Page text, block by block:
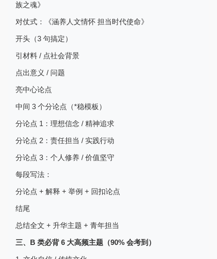
族之魂》
对仗式：《涵养人文情怀 担当时代使命》
开头（3 句搞定）
引材料 / 点社会背景
点出意义 / 问题
亮中心论点
中间 3 个分论点（*稳模板）
分论点 1：理想信念 / 精神追求
分论点 2：责任担当 / 实践行动
分论点 3：个人修养 / 价值坚守
每段写法：
分论点 + 解释 + 举例 + 回扣论点
结尾
总结全文 + 升华主题 + 青年担当
三、B 类必背 6 大高频主题（90% 会考到）